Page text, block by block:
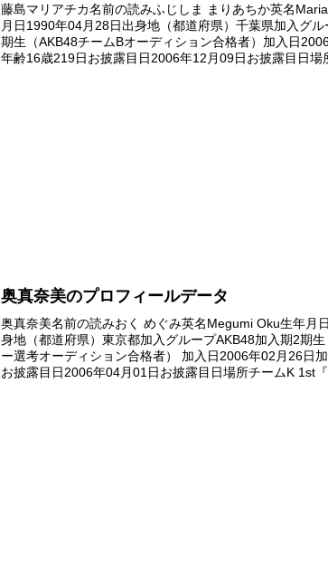
藤島マリアチカ名前の読みふじしま まりあちか英名
月日1990年04月28日出身地（都道府県）千葉県加入グ
期生（AKB48チームBオーディション合格者）加入日
年齢16歳219日お披露目日2006年12月09日お披露目日場
奥真奈美のプロフィールデータ
奥真奈美名前の読みおく めぐみ英名Megumi Oku生年月
身地（都道府県）東京都加入グループAKB48加入期2期
ー選考オーディション合格者） 加入日2006年02月26日
お披露目日2006年04月01日お披露目日場所チームK 1st